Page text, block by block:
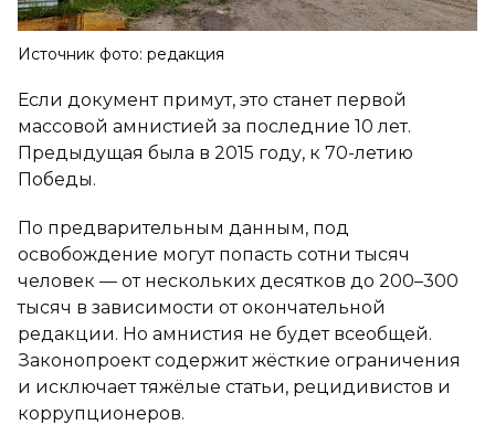
Источник фото: редакция
Если документ примут, это станет первой
массовой амнистией за последние 10 лет.
Предыдущая была в 2015 году, к 70-летию
Победы.
По предварительным данным, под
освобождение могут попасть сотни тысяч
человек — от нескольких десятков до 200–300
тысяч в зависимости от окончательной
редакции. Но амнистия не будет всеобщей.
Законопроект содержит жёсткие ограничения
и исключает тяжёлые статьи, рецидивистов и
коррупционеров.